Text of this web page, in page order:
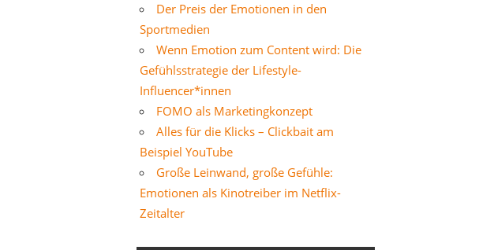
Der Preis der Emotionen in den
Sportmedien
Wenn Emotion zum Content wird: Die
Gefühlsstrategie der Lifestyle-
Influencer*innen
FOMO als Marketingkonzept
Alles für die Klicks – Clickbait am
Beispiel YouTube
Große Leinwand, große Gefühle:
Emotionen als Kinotreiber im Netflix-
Zeitalter